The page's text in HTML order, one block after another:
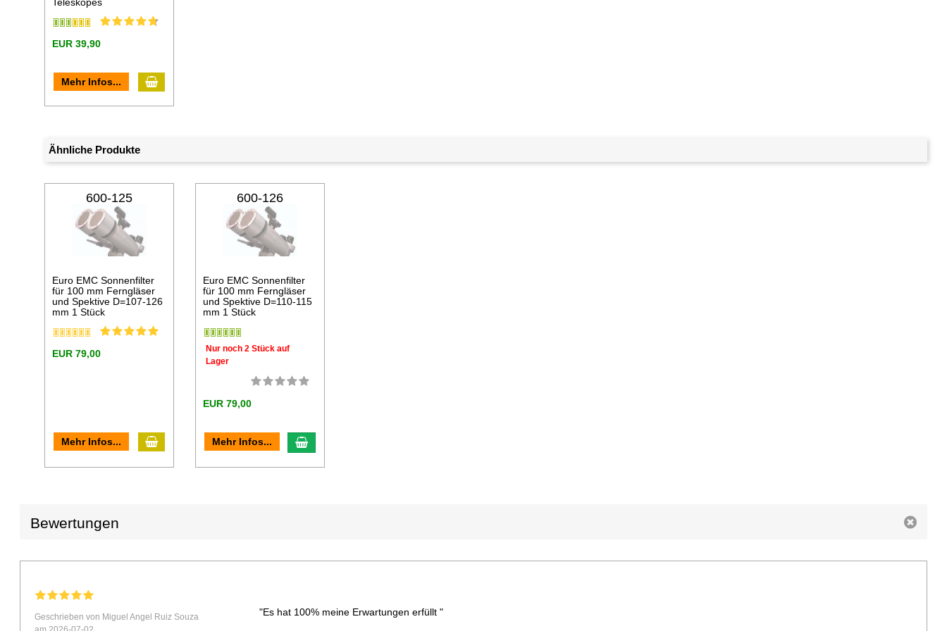
EUR 39,90
Mehr Infos... In den Warenkorb
Ähnliche Produkte
600-125
Euro EMC Sonnenfilter
für 100 mm Ferngläser
und Spektive D=107-126
mm 1 Stück
EUR 79,00
Mehr Infos... In den Warenkorb
600-126
Euro EMC Sonnenfilter
für 100 mm Ferngläser
und Spektive D=110-115
mm 1 Stück
Nur noch 2 Stück auf
Lager
EUR 79,00
Mehr Infos... In den Warenkorb
Bewertungen
Geschrieben von Miguel Angel Ruiz Souza
"Es hat 100% meine Erwartungen erfüllt "